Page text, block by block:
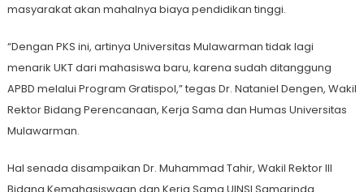
masyarakat akan mahalnya biaya pendidikan tinggi.
“Dengan PKS ini, artinya Universitas Mulawarman tidak lagi
menarik UKT dari mahasiswa baru, karena sudah ditanggung
APBD melalui Program Gratispol,” tegas Dr. Nataniel Dengen, Wakil
Rektor Bidang Perencanaan, Kerja Sama dan Humas Universitas
Mulawarman.
Hal senada disampaikan Dr. Muhammad Tahir, Wakil Rektor III